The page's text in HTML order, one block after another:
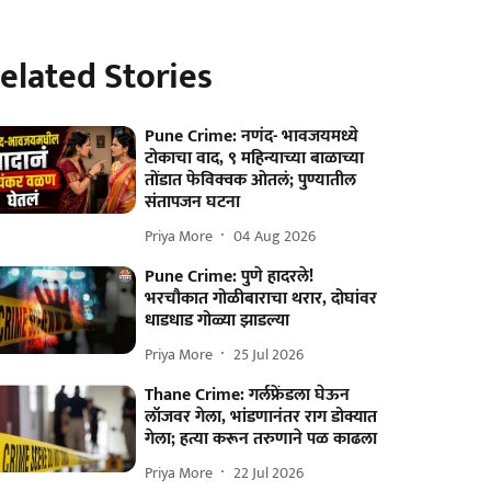
Stories
Pune Crime: नणंद- भावजयमध्ये
टोकाचा वाद, ९ महिन्याच्या बाळाच्या
तोंडात फेविक्वक ओतलं; पुण्यातील
संतापजन घटना
Priya More 04 Aug 2026
Pune Crime: पुणे हादरले!
भरचौकात गोळीबाराचा थरार, दोघांवर
धाडधाड गोळ्या झाडल्या
Priya More 25 Jul 2026
Thane Crime: गर्लफ्रेंडला घेऊन
लॉजवर गेला, भांडणानंतर राग डोक्यात
गेला; हत्या करून तरुणाने पळ काढला
Priya More 22 Jul 2026